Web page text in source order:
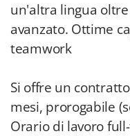
un'altra lingua
avanzato. Ottime
teamwork
Si offre un
mesi, prorogabile
Orario di lavoro